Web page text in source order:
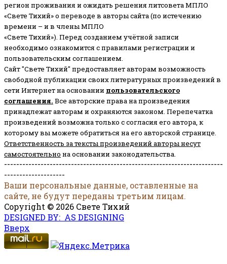
регион проживания и ожидать решения литсовета МПЛО
«Свете Тихий» о переводе в авторы сайта (по истечению
времени – и в члены МПЛО
«Свете Тихий»). Перед созданием учётной записи
необходимо ознакомится с правилами регистрации и
пользовательским соглашением.
Сайт "Свете Тихий" предоставляет авторам возможность
свободной публикации своих литературных произведений в
сети Интернет на основании пользовательского
соглашения. Все авторские права на произведения
принадлежат авторам и охраняются законом. Перепечатка
произведений возможна только с согласия его автора, к
которому вы можете обратиться на его авторской странице.
Ответственность за тексты произведений авторы несут
самостоятельно на основании законодательства.
------------------------------------------------------------------------
--------------------
Ваши персональные данные, оставленные на
сайте, не будут переданы третьим лицам.
Copyright © 2026 Свете Тихий
DESIGNED BY: AS DESIGNING
Вверх